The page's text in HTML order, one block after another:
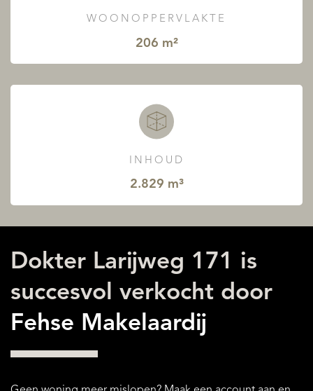
WOONOPPERVLAKTE
206 m²
INHOUD
2.829 m³
Dokter Larijweg 171 is
succesvol verkocht door
Fehse Makelaardij